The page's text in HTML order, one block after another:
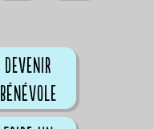
Devenir
bénévole